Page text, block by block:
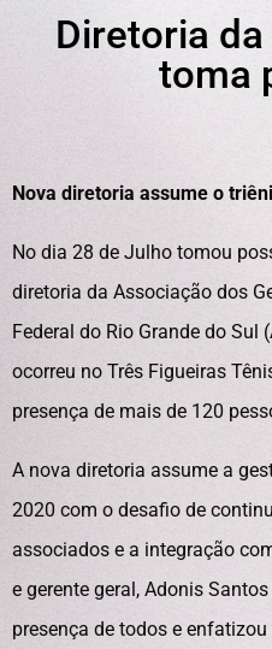
Diretoria da
toma
Nova diretoria assume o
No dia 28 de Julho tomou
diretoria da Associação dos
Federal do Rio Grande do Sul
ocorreu no Três Figueiras
presença de mais de 120
A nova diretoria assume a
2020 com o desafio de
associados e a integração
e gerente geral, Adonis
presença de todos e